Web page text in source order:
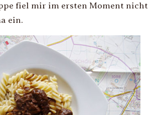
fiel mir im ersten Moment nicht
ein.